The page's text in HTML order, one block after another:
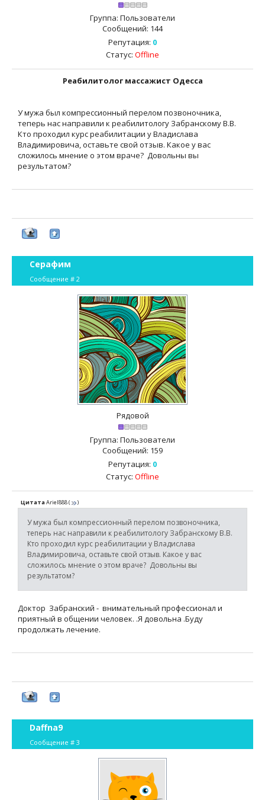
Группа: Пользователи
Сообщений: 144
Репутация: 0
Статус: Offline
Реабилитолог массажист Одесса
У мужа был компрессионный перелом позвоночника,
теперь нас направили к реабилитологу Забранскому В.В.
Кто проходил курс реабилитации у Владислава
Владимировича, оставьте свой отзыв. Какое у вас
сложилось мнение о этом враче? Довольны вы
результатом?
Серафим
Сообщение # 2
Рядовой
Группа: Пользователи
Сообщений: 159
Репутация: 0
Статус: Offline
ЦитатаAriel888( )
У мужа был компрессионный перелом позвоночника,
теперь нас направили к реабилитологу Забранскому В.В.
Кто проходил курс реабилитации у Владислава
Владимировича, оставьте свой отзыв. Какое у вас
сложилось мнение о этом враче? Довольны вы
результатом?
Доктор Забранский - внимательный профессионал и
приятный в общении человек. .Я довольна .Буду
продолжать лечение.
Daffna9
Сообщение # 3